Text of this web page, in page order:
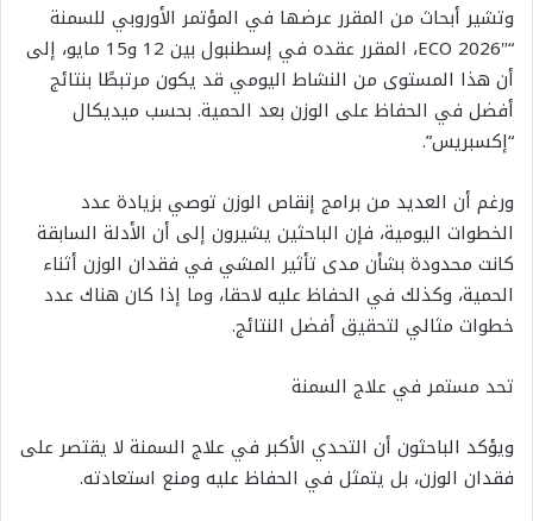
وتشير أبحاث من المقرر عرضها في المؤتمر الأوروبي للسمنة
“ECO 2026″، المقرر عقده في إسطنبول بين 12 و15 مايو، إلى
أن هذا المستوى من النشاط اليومي قد يكون مرتبطًا بنتائج
أفضل في الحفاظ على الوزن بعد الحمية. بحسب ميديكال
“إكسبريس”.
ورغم أن العديد من برامج إنقاص الوزن توصي بزيادة عدد
الخطوات اليومية، فإن الباحثين يشيرون إلى أن الأدلة السابقة
كانت محدودة بشأن مدى تأثير المشي في فقدان الوزن أثناء
الحمية، وكذلك في الحفاظ عليه لاحقا، وما إذا كان هناك عدد
خطوات مثالي لتحقيق أفضل النتائج.
تحد مستمر في علاج السمنة
ويؤكد الباحثون أن التحدي الأكبر في علاج السمنة لا يقتصر على
فقدان الوزن، بل يتمثل في الحفاظ عليه ومنع استعادته.